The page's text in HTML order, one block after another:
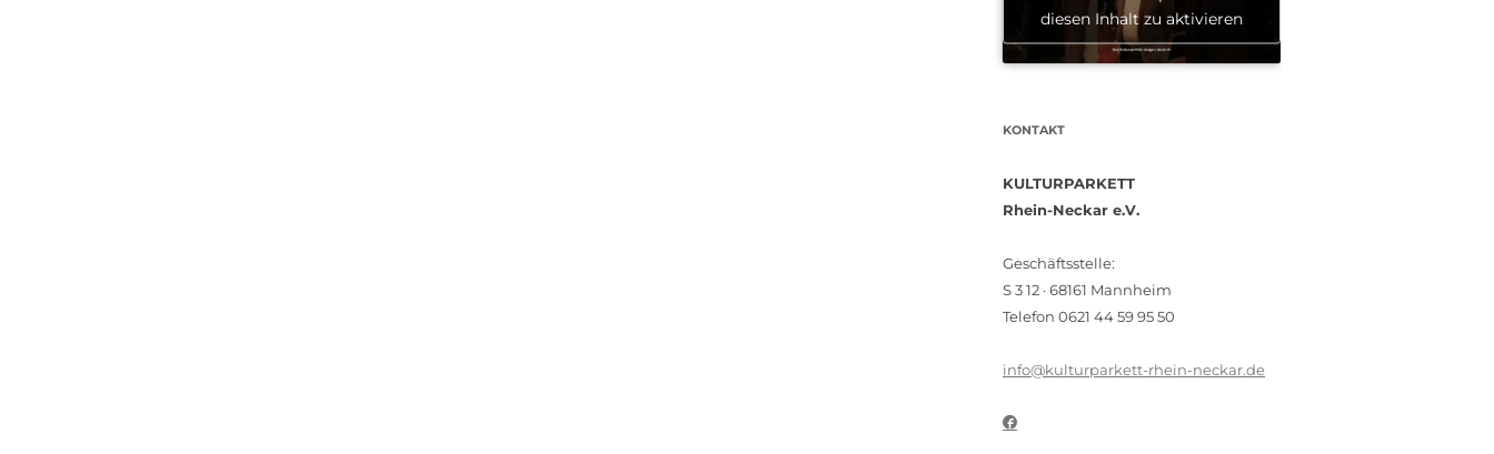
diesen Inhalt zu aktivieren
KONTAKT
KULTURPARKETT
Rhein-Neckar e.V.
Geschäftsstelle:
S 3 12 · 68161 Mannheim
Telefon 0621 44 59 95 50
info@kulturparkett-rhein-neckar.de